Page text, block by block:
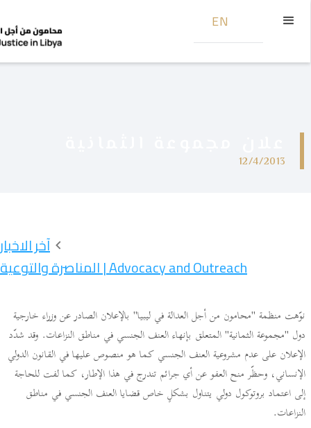
EN
12/4/2013
آخر الاخبار
Advocacy and Outreach | المناصرة والتوعية
نوّهت منظمة "محامون من أجل العدالة في ليبيا" بالإعلان الصادر عن وزراء خارجية
دول "مجموعة الثمانية" المتعلق بإنهاء العنف الجنسي في مناطق النزاعات. وقد شدّد
الإعلان على عدم مشروعية العنف الجنسي كما هو منصوص عليها في القانون الدولي
الإنساني، وحظّر منح العفو عن أي جرائم تندرج في هذا الإطار، كما لفت للحاجة
إلى اعتماد بروتوكول دولي يتناول بشكلٍ خاص قضايا العنف الجنسي في مناطق
النزاعات.